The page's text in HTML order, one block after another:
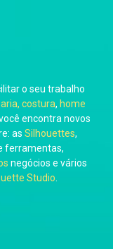
o seu trabalho
costura, home
encontra novos
as Silhouettes,
ferramentas,
negócios e vários
Studio